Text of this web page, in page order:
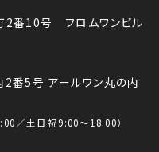
番10号 フロムワンビル
5号 アールワン丸の内
／土日祝9:00～18:00）